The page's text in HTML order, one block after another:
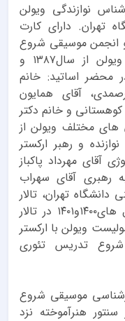
.‌متولد سال ۱۳۷۵ کارشناس نوازندگی ویولن
تهران. دارای کارت
موسیقی شروع
یادگیری موسیقی با نوازندگی ساز ویولن از سال۱۳۸۷ و
محضر اساتید: خانم
آقای همایون
کوهستانی و خانم دکتر
مختلف ویولن از
و رهبر ارکستر
آقای مهرداد پاکباز
رهبری آقای سهراب
تهران، تالار
وحدت. اجرای رسیتال ویولن در سال های۱۴۰۰و۱۴۰۱ در تالار
ویولن با ارکستر
شروع تدریس تئوری
متولد ۱۳۷۸ ،کارشناسی موسیقی شروع
از سال ۹۰ با ساز سنتور هنرآموخته نزد